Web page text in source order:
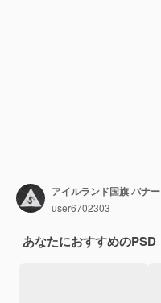
アイルランド国旗 バナー
user6702303
あなたにおすすめのPSD